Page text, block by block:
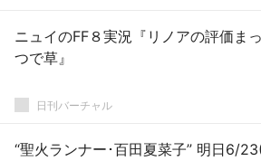
ニュイのFF８実況『リノアの評価ま
つで草』
日刊バーチャル
“聖火ランナー･百田夏菜子” 明日6/